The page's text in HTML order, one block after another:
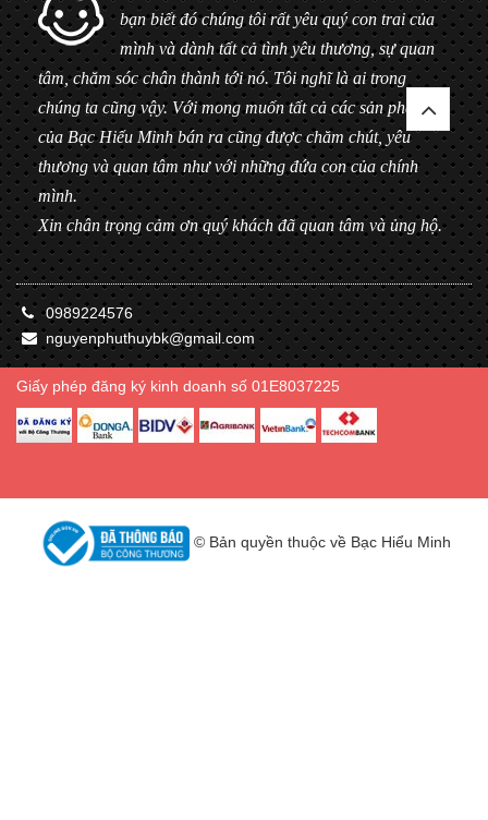
bạn biết đó chúng tôi rất yêu quý con trai của
mình và dành tất cả tình yêu thương, sự quan
tâm, chăm sóc chân thành tới nó. Tôi nghĩ là ai trong
chúng ta cũng vậy. Với mong muốn tất cả các sản phẩm
của Bạc Hiểu Minh bán ra cũng được chăm chút, yêu
thương và quan tâm như với những đứa con của chính
mình.
Xin chân trọng cảm ơn quý khách đã quan tâm và ủng hộ.
0989224576
nguyenphuthuybk@gmail.com
Giấy phép đăng ký kinh doanh số 01E8037225
© Bản quyền thuộc về Bạc Hiểu Minh